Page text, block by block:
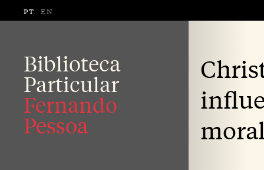
PT EN
Biblioteca
Particular
Fernando
Pessoa